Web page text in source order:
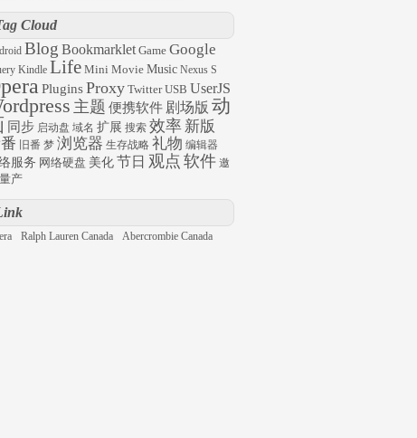
& Go to page, "http://www.tuhigh.com/help/
Cloud
Blog Bookmarklet Game Google
Kindle Life Mini Movie Music Nexus S
PluginsProxy Twitter USB UserJS
主题 便携软件 剧场版 动
同步 启动盘 域名 扩展 搜索 效率 新版
旧番 梦 浏览器 生存战略 礼物 编辑器
服务 网络硬盘 美化 节日 观点 软件 邀
量产
Ralph Lauren Canada Abercrombie Canada